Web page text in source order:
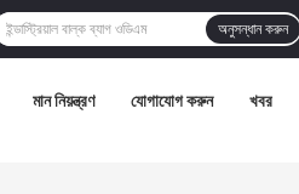
অনুসন্ধান করুন
মান নিয়ন্ত্রণ যোগাযোগ করুন খবর